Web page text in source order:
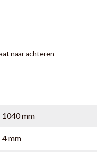
naar achteren
1040 mm
4 mm